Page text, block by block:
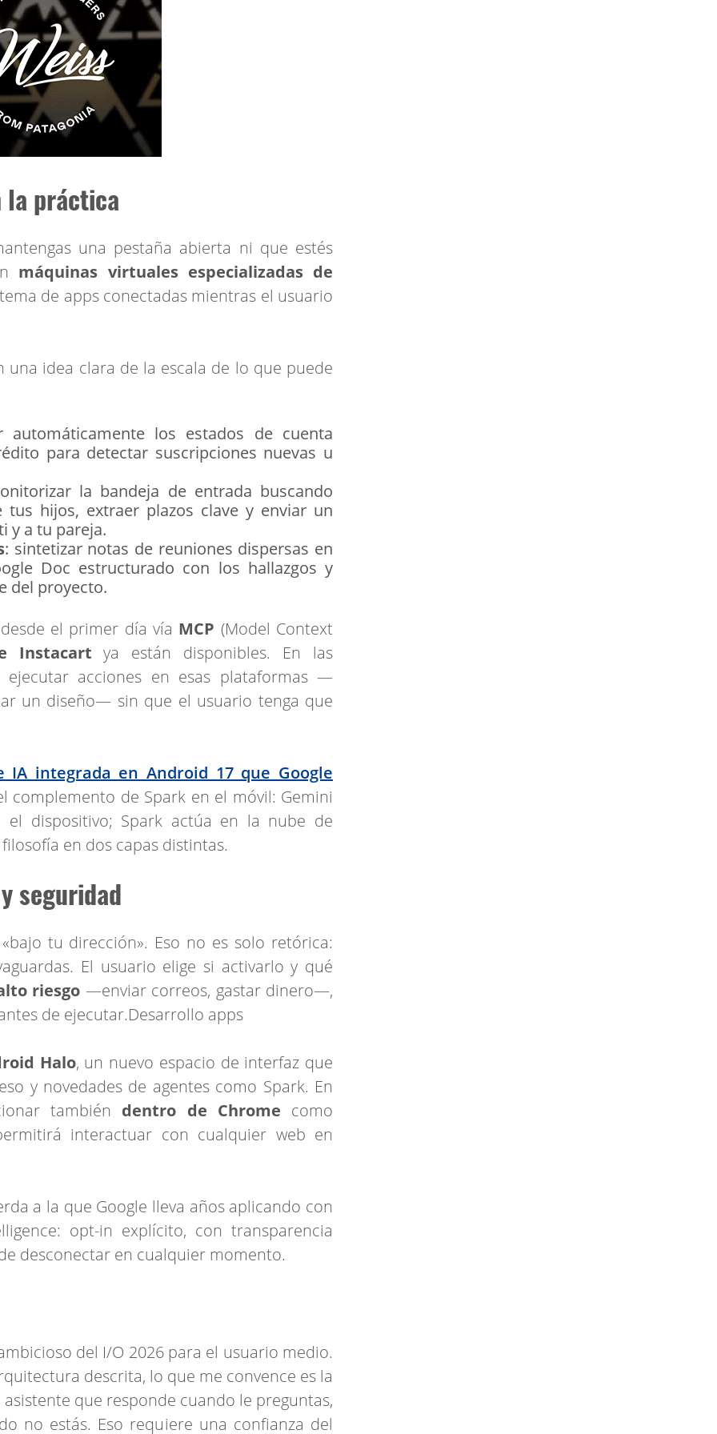
la práctica
una pestaña abierta ni que estés
máquinas virtuales especializadas de
de apps conectadas mientras el usuario
una idea clara de la escala de lo que puede
automáticamente los estados de cuenta
para detectar suscripciones nuevas u
la bandeja de entrada buscando
tus hijos, extraer plazos clave y enviar un
y a tu pareja.
: sintetizar notas de reuniones dispersas en
Doc estructurado con los hallazgos y
del proyecto.
el primer día vía MCP (Model Context
Instacart ya están disponibles. En las
ejecutar acciones en esas plataformas —
un diseño— sin que el usuario tenga que
integrada en Android 17 que Google
complemento de Spark en el móvil: Gemini
dispositivo; Spark actúa en la nube de
en dos capas distintas.
seguridad
tu dirección». Eso no es solo retórica:
El usuario elige si activarlo y qué
riesgo —enviar correos, gastar dinero—,
de ejecutar.Desarrollo apps
Halo, un nuevo espacio de interfaz que
y novedades de agentes como Spark. En
también dentro de Chrome como
interactuar con cualquier web en
a la que Google lleva años aplicando con
opt-in explícito, con transparencia
desconectar en cualquier momento.
del I/O 2026 para el usuario medio.
descrita, lo que me convence es la
que responde cuando le preguntas,
no estás. Eso requiere una confianza del